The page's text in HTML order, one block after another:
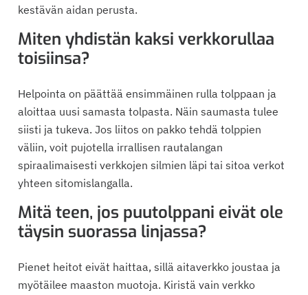
kestävän aidan perusta.
Miten yhdistän kaksi verkkorullaa
toisiinsa?
Helpointa on päättää ensimmäinen rulla tolppaan ja
aloittaa uusi samasta tolpasta. Näin saumasta tulee
siisti ja tukeva. Jos liitos on pakko tehdä tolppien
väliin, voit pujotella irrallisen rautalangan
spiraalimaisesti verkkojen silmien läpi tai sitoa verkot
yhteen sitomislangalla.
Mitä teen, jos puutolppani eivät ole
täysin suorassa linjassa?
Pienet heitot eivät haittaa, sillä aitaverkko joustaa ja
myötäilee maaston muotoja. Kiristä vain verkko